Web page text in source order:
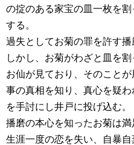
の掟のある家宝の皿一枚を
する。
過失としてお菊の罪を許す播
しかし、お菊がわざと皿を
お仙が見ており、そのことが
事の真相を知り、真心を疑
を手討にし井戸に投げ込む。
播磨の本心を知ったお菊は満
生涯一度の恋を失い、自暴